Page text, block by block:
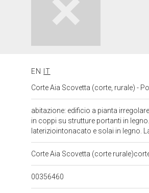
EN
IT
Corte Aia Scovetta (corte, rurale) -
abitazione: edificio a pianta
in coppi su strutture portanti in
lateriziointonacato e solai in legno.
Corte Aia Scovetta (corte
00356460